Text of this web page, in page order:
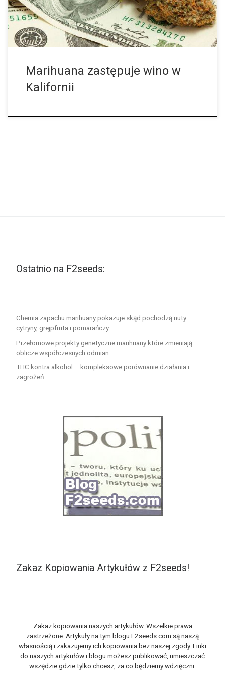
roku życia. Kwota podana w pierwszym akapicie, 14 miliardów
dolarów obejmuje nielegalny rynek. Jak mówią analitycy, legalny
rynek […]
Marihuana zastępuje wino w
Kalifornii
Ostatnio na F2seeds:
Chemia zapachu marihuany pokazuje skąd pochodzą nuty
cytryny, grejpfruta i pomarańczy
Przełomowe projekty genetyczne marihuany które zmieniają
oblicze współczesnych odmian
THC kontra alkohol – kompleksowe porównanie działania i
zagrożeń
Zakaz Kopiowania Artykułów z F2seeds!
Zakaz kopiowania naszych artykułów. Wszelkie prawa
zastrzeżone. Artykuły na tym blogu F2seeds.com są naszą
własnością i zakazujemy ich kopiowania bez naszej zgody. Linki
do naszych artykułów i blogu możesz publikować, umieszczać
wszędzie gdzie tylko chcesz, za co będziemy wdzięczni.